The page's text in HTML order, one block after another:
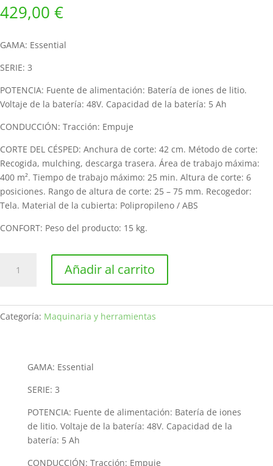
429,00 €
GAMA: Essential
SERIE: 3
POTENCIA: Fuente de alimentación: Batería de iones de litio.
Voltaje de la batería: 48V. Capacidad de la batería: 5 Ah
CONDUCCIÓN: Tracción: Empuje
CORTE DEL CÉSPED: Anchura de corte: 42 cm. Método de corte:
Recogida, mulching, descarga trasera. Área de trabajo máxima:
400 m². Tiempo de trabajo máximo: 25 min. Altura de corte: 6
posiciones. Rango de altura de corte: 25 – 75 mm. Recogedor:
Tela. Material de la cubierta: Polipropileno / ABS
CONFORT: Peso del producto: 15 kg.
Combi
Añadir al carrito
Categoría: Maquinaria y herramientas
GAMA: Essential
SERIE: 3
POTENCIA: Fuente de alimentación: Batería de iones
de litio. Voltaje de la batería: 48V. Capacidad de la
batería: 5 Ah
CONDUCCIÓN: Tracción: Empuje